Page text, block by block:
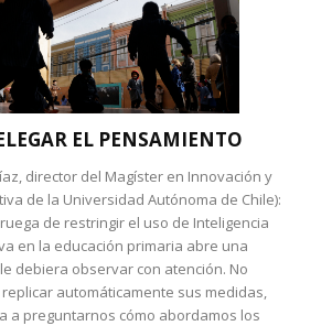
EL PENSAMIENTO
director del Magíster en Innovación y
de la Universidad Autónoma de Chile):
de restringir el uso de Inteligencia
en la educación primaria abre una
debiera observar con atención. No
automáticamente sus medidas,
a preguntarnos cómo abordamos los